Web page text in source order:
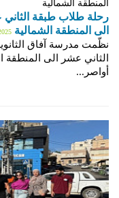
رحلة طلاب طبقة الثاني
الى المنطقة الشمالية 10-08 14:08:43
نظّمت مدرسة آفاق
الثاني عشر الى المنطقة
أواصر...